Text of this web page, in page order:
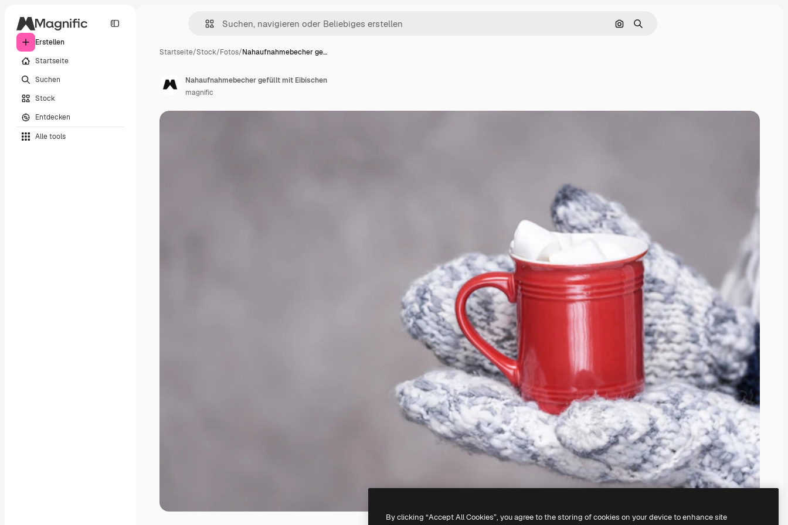
Erstellen
Startseite
Suchen
Stock
Entdecken
Alle tools
Nach Bild suchen
Suchen
Startseite/Stock/Fotos/Nahaufnahmebecher ge…
Nahaufnahmebecher gefüllt mit Eibischen
magnific
By clicking “Accept All Cookies”, you agree to the storing of cookies on your device to enhance site